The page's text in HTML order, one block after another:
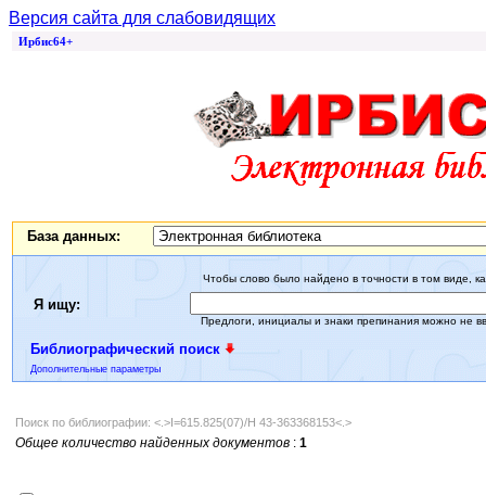
Версия сайта для слабовидящих
Ирбис64+
База данных:
Я ищу:
Чтобы слово было найдено в точности в том виде,
Предлоги, инициалы и знаки препинания можно не
Библиографический поиск
Дополнительные параметры
Поиск по библиографии: <.>I=615.825(07)/Н 43-363368153<.>
Общее количество найденных документов : 1